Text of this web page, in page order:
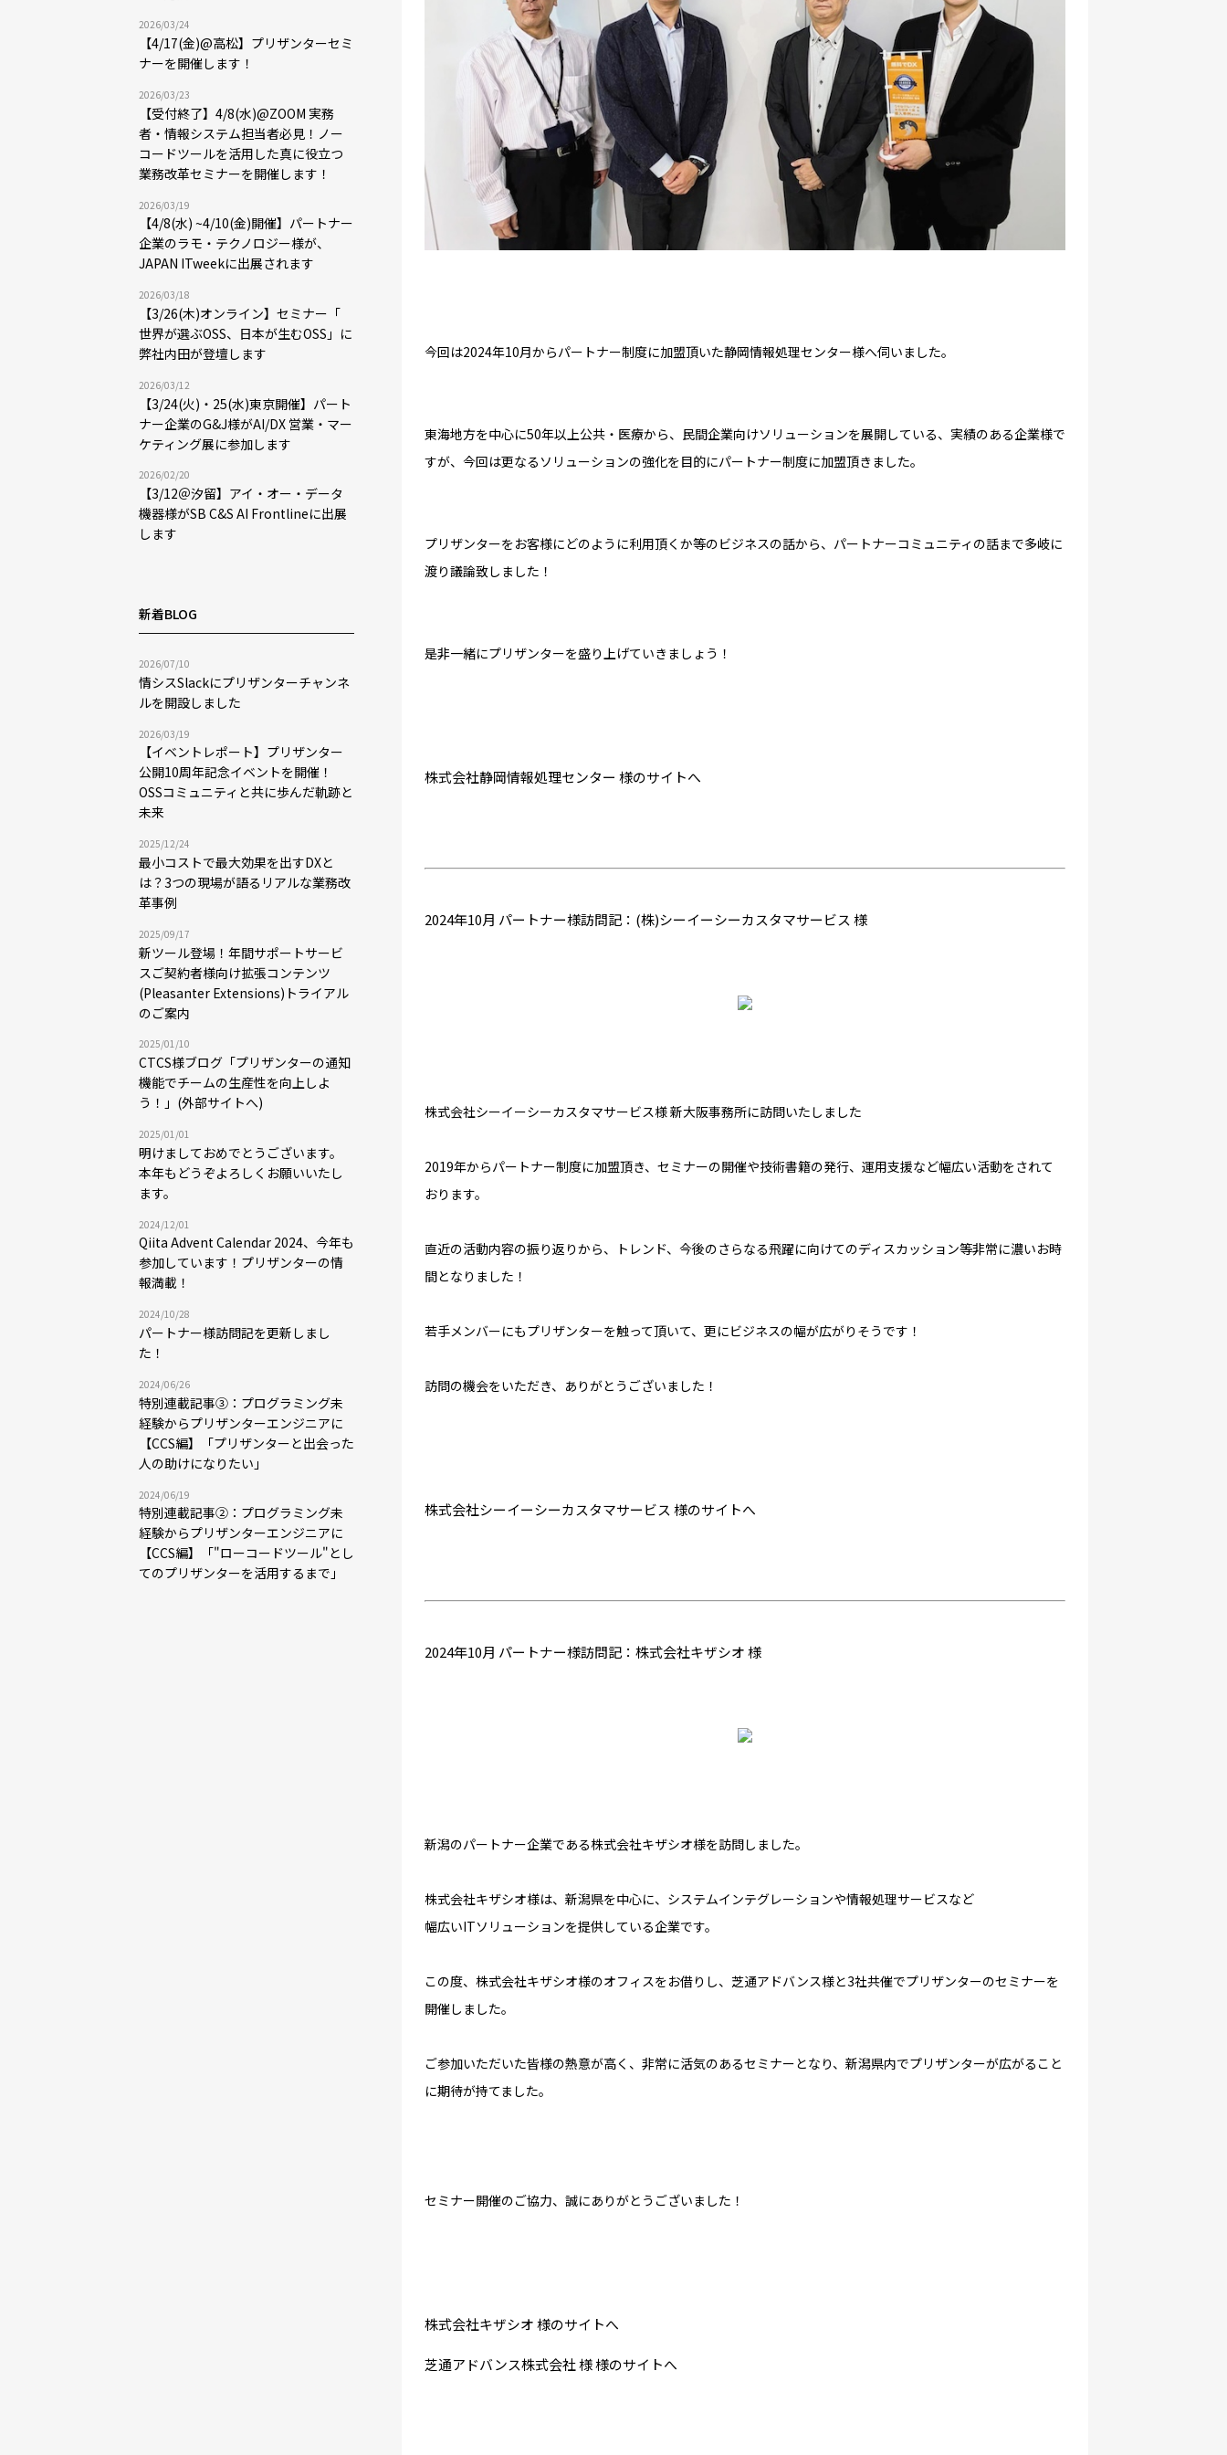
今回は2024年10月からパートナー制度に加盟頂いた静岡情報処理センター様へ伺いました。
東海地方を中心に50年以上公共・医療から、民間企業向けソリューションを展開している、実績のある企業様で
すが、今回は更なるソリューションの強化を目的にパートナー制度に加盟頂きました。
プリザンターをお客様にどのように利用頂くか等のビジネスの話から、パートナーコミュニティの話まで多岐に
渡り議論致しました！
是非一緒にプリザンターを盛り上げていきましょう！
株式会社静岡情報処理センター 様のサイトへ
2024年10月 パートナー様訪問記：(株)シーイーシーカスタマサービス 様
株式会社シーイーシーカスタマサービス様 新大阪事務所に訪問いたしました
2019年からパートナー制度に加盟頂き、セミナーの開催や技術書籍の発行、運用支援など幅広い活動をされて
おります。
直近の活動内容の振り返りから、トレンド、今後のさらなる飛躍に向けてのディスカッション等非常に濃いお時
間となりました！
若手メンバーにもプリザンターを触って頂いて、更にビジネスの幅が広がりそうです！
訪問の機会をいただき、ありがとうございました！
株式会社シーイーシーカスタマサービス 様のサイトへ
2024年10月 パートナー様訪問記：株式会社キザシオ 様
新潟のパートナー企業である株式会社キザシオ様を訪問しました。
株式会社キザシオ様は、新潟県を中心に、システムインテグレーションや情報処理サービスなど
幅広いITソリューションを提供している企業です。
この度、株式会社キザシオ様のオフィスをお借りし、芝通アドバンス様と3社共催でプリザンターのセミナーを
開催しました。
ご参加いただいた皆様の熱意が高く、非常に活気のあるセミナーとなり、新潟県内でプリザンターが広がること
に期待が持てました。
セミナー開催のご協力、誠にありがとうございました！
株式会社キザシオ 様のサイトへ
芝通アドバンス株式会社 様 様のサイトへ
2026/03/24
【4/17(金)@高松】プリザンターセミ
ナーを開催します！
2026/03/23
【受付終了】4/8(水)@ZOOM 実務
者・情報システム担当者必見！ノー
コードツールを活用した真に役立つ
業務改革セミナーを開催します！
2026/03/19
【4/8(水) ~4/10(金)開催】パートナー
企業のラモ・テクノロジー様が、
JAPAN ITweekに出展されます
2026/03/18
【3/26(木)オンライン】セミナー「
世界が選ぶOSS、日本が生むOSS」に
弊社内田が登壇します
2026/03/12
【3/24(火)・25(水)東京開催】パート
ナー企業のG&J様がAI/DX 営業・マー
ケティング展に参加します
2026/02/20
【3/12＠汐留】アイ・オー・データ
機器様がSB C&S AI Frontlineに出展
します
新着BLOG
2026/07/10
情シスSlackにプリザンターチャンネ
ルを開設しました
2026/03/19
【イベントレポート】プリザンター
公開10周年記念イベントを開催！
OSSコミュニティと共に歩んだ軌跡と
未来
2025/12/24
最小コストで最大効果を出すDXと
は？3つの現場が語るリアルな業務改
革事例
2025/09/17
新ツール登場！年間サポートサービ
スご契約者様向け拡張コンテンツ
(Pleasanter Extensions)トライアル
のご案内
2025/01/10
CTCS様ブログ「プリザンターの通知
機能でチームの生産性を向上しよ
う！」(外部サイトへ)
2025/01/01
明けましておめでとうございます。
本年もどうぞよろしくお願いいたし
ます。
2024/12/01
Qiita Advent Calendar 2024、今年も
参加しています！プリザンターの情
報満載！
2024/10/28
パートナー様訪問記を更新しまし
た！
2024/06/26
特別連載記事③：プログラミング未
経験からプリザンターエンジニアに
【CCS編】「プリザンターと出会った
人の助けになりたい」
2024/06/19
特別連載記事②：プログラミング未
経験からプリザンターエンジニアに
【CCS編】「"ローコードツール"とし
てのプリザンターを活用するまで」